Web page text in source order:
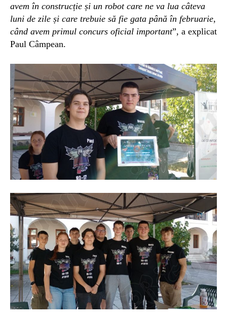
avem în construcție și un robot care ne va lua câteva
luni de zile și care trebuie să fie gata până în februarie,
când avem primul concurs oficial important”, a explicat
Paul Câmpean.